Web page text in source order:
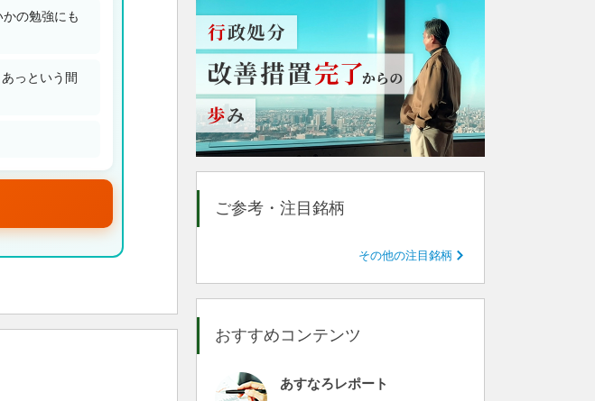
の勉強にも
っという間
ご参考・注目銘柄
その他の注目銘柄
おすすめコンテンツ
あすなろレポート